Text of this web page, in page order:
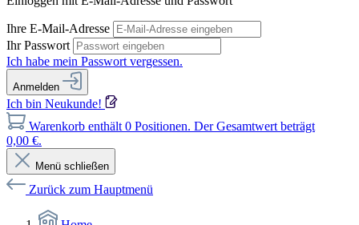
Ihre E-Mail-Adresse
Ihr Passwort
Ich habe mein Passwort vergessen.
Anmelden
Ich bin Neukunde!
Warenkorb enthält 0 Positionen. Der Gesamtwert beträgt
0,00 €.
Menü schließen
Zurück zum Hauptmenü